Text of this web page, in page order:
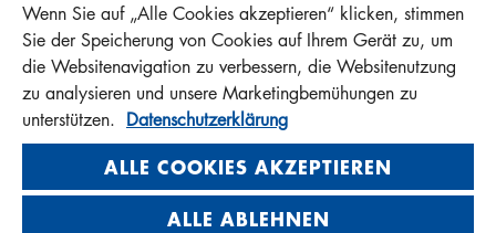
MANN+HUMMEL FT Poland
Sp. z o. o. Sp. k.
ul. Wrocławska 145, 63-800 GOSTYŃ, POLAND
Privacy Statement
Imprint
Wenn Sie auf „Alle Cookies akzeptieren“ klicken, stimmen
Sie der Speicherung von Cookies auf Ihrem Gerät zu, um
die Websitenavigation zu verbessern, die Websitenutzung
zu analysieren und unsere Marketingbemühungen zu
unterstützen. Datenschutzerklärung
ALLE COOKIES AKZEPTIEREN
ALLE ABLEHNEN